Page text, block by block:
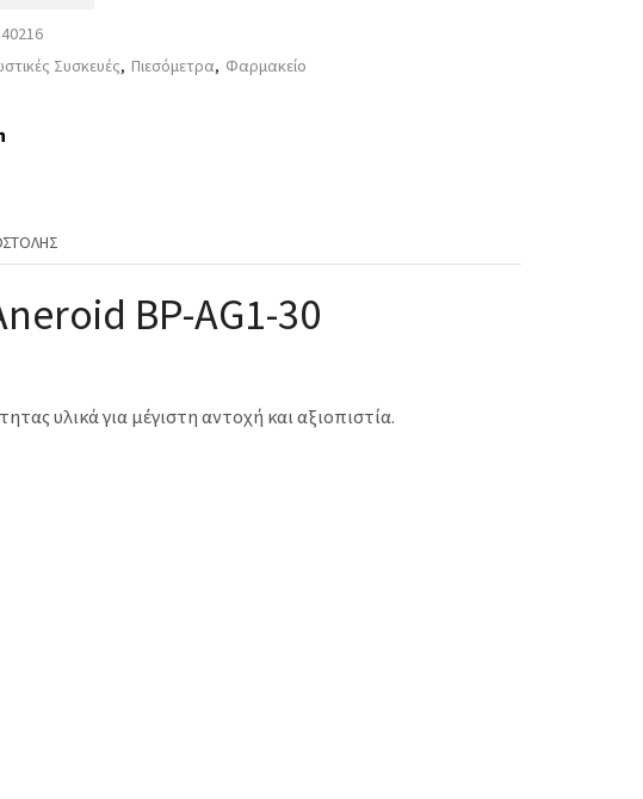
Συσκευές, Πιεσόμετρα, Φαρμακείο
BP-AG1-30
υλικά για μέγιστη αντοχή και αξιοπιστία.